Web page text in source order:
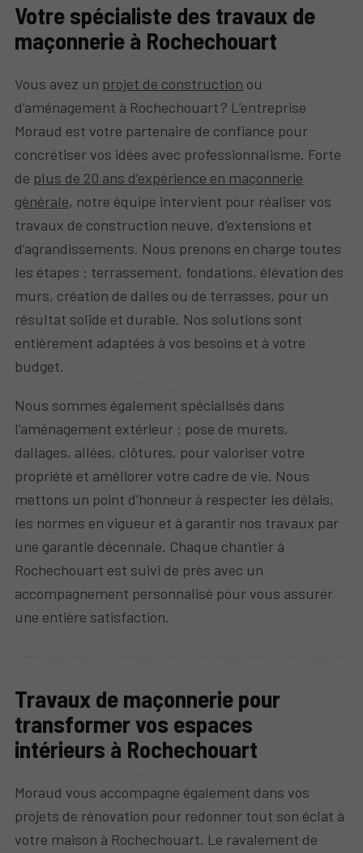
Votre spécialiste des travaux de
maçonnerie à Rochechouart
Vous avez un projet de construction ou
d’aménagement à Rochechouart ? L’entreprise
Moraud est votre partenaire de confiance pour
concrétiser vos idées avec professionnalisme. Forte
de plus de 20 ans d’expérience en maçonnerie
générale, notre équipe intervient pour réaliser vos
travaux de construction neuve, d’extensions et
d’agrandissements. Nous prenons en charge toutes
les étapes : terrassement, fondations, élévation des
murs, création de dalles ou de terrasses, pour un
résultat solide et durable. Nos solutions sont
entièrement adaptées à vos besoins et à votre
budget.
Nous sommes également spécialisés dans
l’aménagement extérieur : pose de murets,
dallages, allées, clôtures, pour valoriser votre
propriété et améliorer votre cadre de vie. Nous
mettons un point d’honneur à respecter les délais,
les normes en vigueur et à garantir nos travaux par
une garantie décennale. Chaque chantier à
Rochechouart est suivi de près avec un
accompagnement personnalisé pour vous assurer
une entière satisfaction.
Travaux de maçonnerie pour
transformer vos espaces
intérieurs à Rochechouart
Moraud vous accompagne également dans vos
projets de rénovation pour redonner tout son éclat à
votre maison à Rochechouart. Le ravalement de